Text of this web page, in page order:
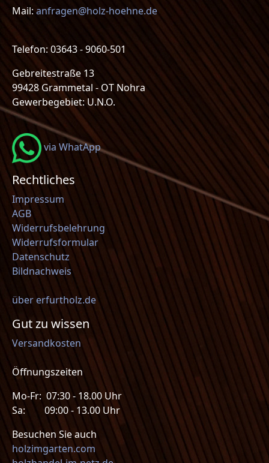
Mail: anfragen@holz-hoehne.de
Telefon: 03643 - 9060-501
Gebreitestraße 13
99428 Grammetal - OT Nohra
Gewerbegebiet: U.N.O.
via WhatApp
Rechtliches
Impressum
AGB
Widerrufsbelehrung
Widerrufsformular
Datenschutz
Bildnachweis
über erfurtholz.de
Gut zu wissen
Versandkosten
Öffnungszeiten
Mo-Fr: 07:30 - 18.00 Uhr
Sa: 09:00 - 13.00 Uhr
Besuchen Sie auch
holzimgarten.com